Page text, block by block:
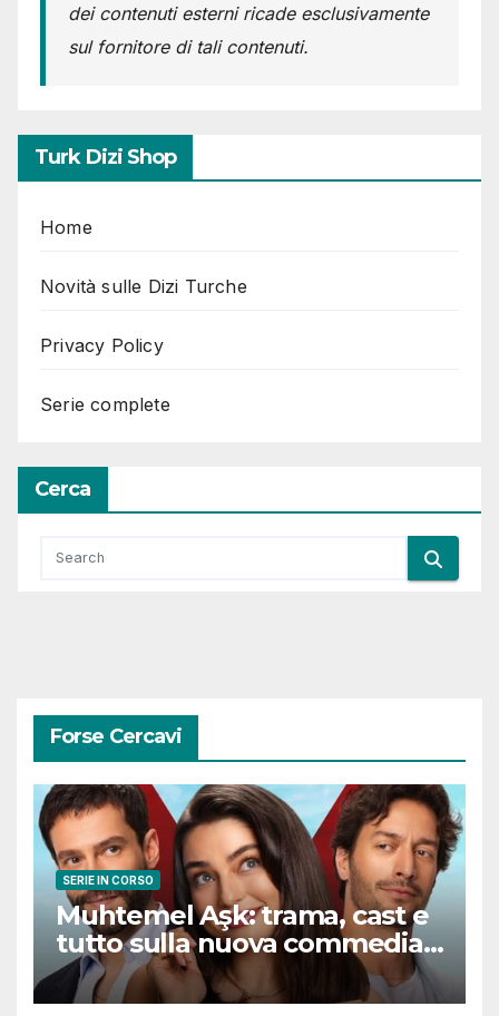
dei contenuti esterni ricade esclusivamente
sul fornitore di tali contenuti.
Turk Dizi Shop
Home
Novità sulle Dizi Turche
Privacy Policy
Serie complete
Cerca
Forse Cercavi
SERIE IN CORSO
Muhtemel Aşk: trama, cast e
tutto sulla nuova commedia
romantica turca che
conquisterà il pubblico